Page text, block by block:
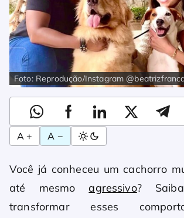
Foto: Reprodução/Instagram
A + A −
Você já conheceu um cachorro
até mesmoagressivo?
transformar esses